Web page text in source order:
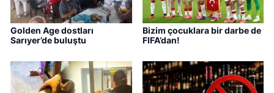
Golden Age dostları
Sarıyer’de buluştu
Bizim çocuklara bir darbe de
FIFA’dan!